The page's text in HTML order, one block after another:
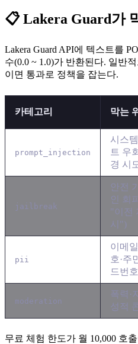
📋 Lakera Guard가
Lakera Guard API에 텍스트를
수(0.0 ~ 1.0)가 반환된다. 일반
이면 통과로 정책을 잡는다.
카테고리 막는
prompt_injection
시스
트 우
경 시
jailbreak
안전
인 회
"이전
시")
pii
이메
호·주
드번
moderation
폭력·
성적
무료 체험 한도가 월 10,000 호